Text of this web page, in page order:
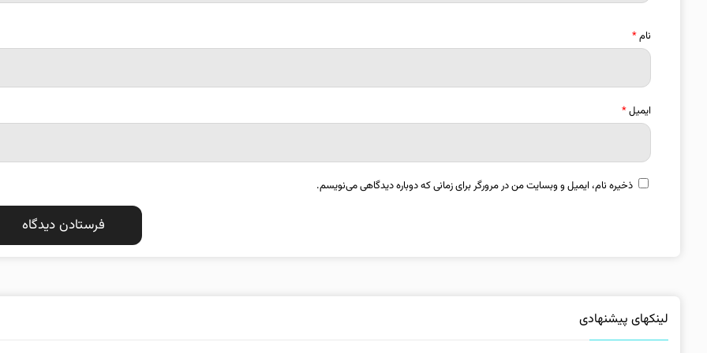
نام*
ایمیل*
ذخیره نام، ایمیل و وبسایت من در مرورگر برای زمانی که دوباره دیدگاهی می‌نویسم.
لینکهای پیشنهادی